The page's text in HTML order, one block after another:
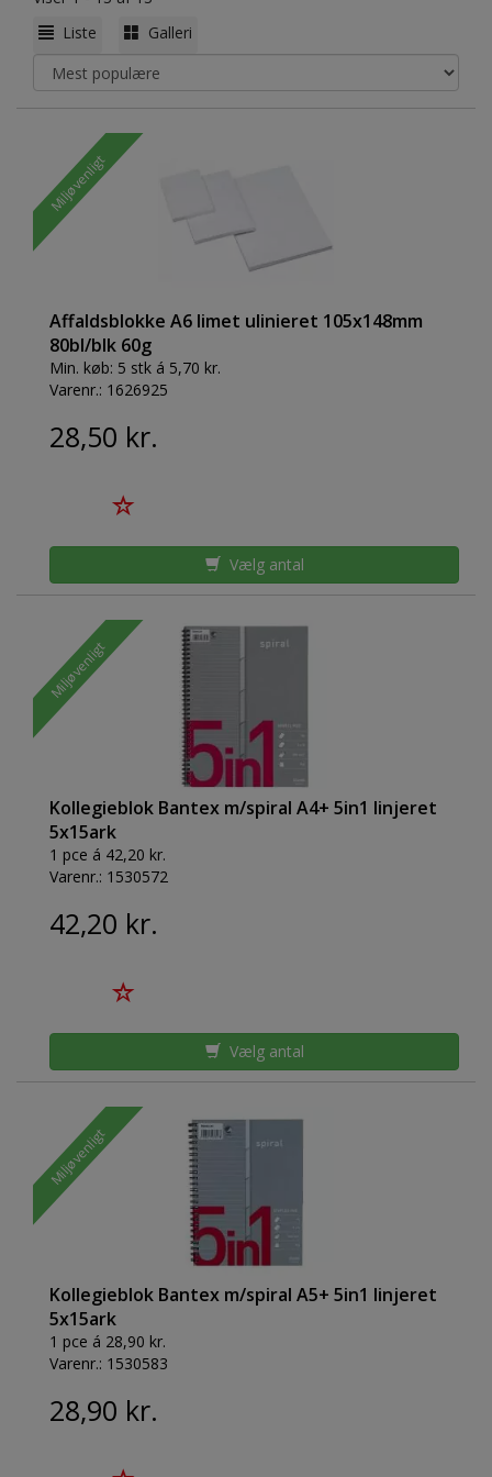
Liste
Galleri
Miljøvenligt
Affaldsblokke A6 limet ulinieret 105x148mm
80bl/blk 60g
Min. køb: 5 stk á 5,70 kr.
Varenr.: 1626925
28,50 kr.
Vælg antal
Miljøvenligt
Kollegieblok Bantex m/spiral A4+ 5in1 linjeret
5x15ark
1 pce á 42,20 kr.
Varenr.: 1530572
42,20 kr.
Vælg antal
Miljøvenligt
Kollegieblok Bantex m/spiral A5+ 5in1 linjeret
5x15ark
1 pce á 28,90 kr.
Varenr.: 1530583
28,90 kr.